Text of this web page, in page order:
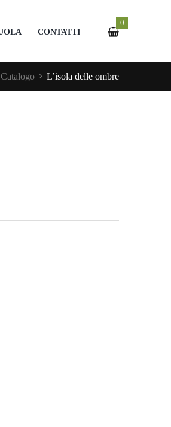
CONTATTI
0
Catalogo L’isola delle ombre